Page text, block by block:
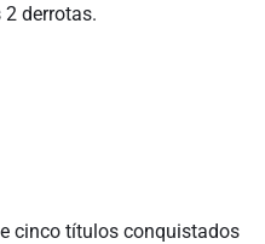
derrotas.
cinco títulos conquistados